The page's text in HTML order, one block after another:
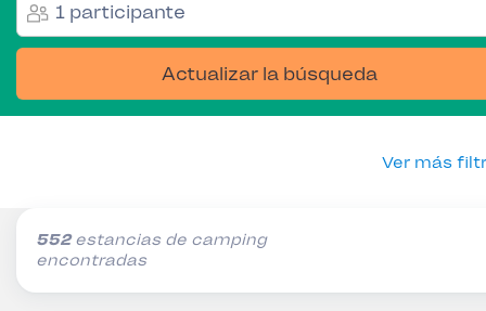
1 participante
Actualizar la búsqueda
Ver más
552estancias de camping
encontradas